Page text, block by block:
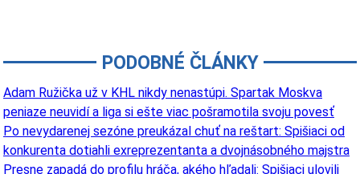
PODOBNÉ ČLÁNKY
Adam Ružička už v KHL nikdy nenastúpi. Spartak Moskva
peniaze neuvidí a liga si ešte viac pošramotila svoju povesť
Po nevydarenej sezóne preukázal chuť na reštart: Spišiaci od
konkurenta dotiahli exreprezentanta a dvojnásobného majstra
Presne zapadá do profilu hráča, akého hľadali: Spišiaci ulovili